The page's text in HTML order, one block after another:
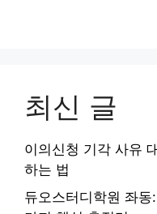
최신 글
이의신청 기각 사유
하는 법
듀오스터디학원 좌